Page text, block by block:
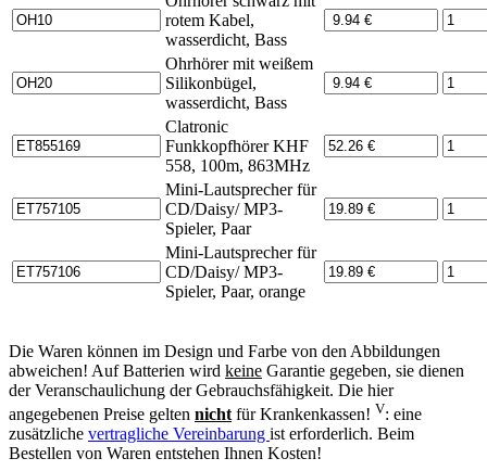
rotem Kabel,
wasserdicht, Bass
Ohrhörer mit weißem
Silikonbügel,
wasserdicht, Bass
Clatronic
Funkkopfhörer KHF
558, 100m, 863MHz
Mini-Lautsprecher für
CD/Daisy/ MP3-
Spieler, Paar
Mini-Lautsprecher für
CD/Daisy/ MP3-
Spieler, Paar, orange
Die Waren können im Design und Farbe von den Abbildungen
abweichen! Auf Batterien wird keine Garantie gegeben, sie dienen
der Veranschaulichung der Gebrauchsfähigkeit. Die hier
angegebenen Preise gelten nicht für Krankenkassen! V: eine
zusätzliche vertragliche Vereinbarung ist erforderlich. Beim
Bestellen von Waren entstehen Ihnen Kosten!